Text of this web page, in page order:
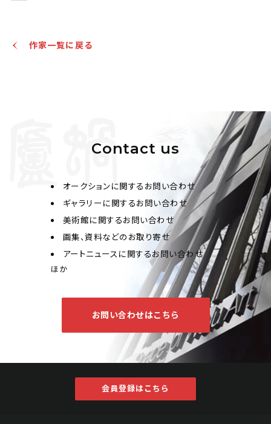
作家一覧に戻る
Contact us
オークションに関するお問い合わせ
ギャラリーに関するお問い合わせ
美術館に関するお問い合わせ
画集、資料などのお取り寄せ
アートニュースに関するお問い合わせ
ほか
お問い合わせはこちら
会員登録はこちら